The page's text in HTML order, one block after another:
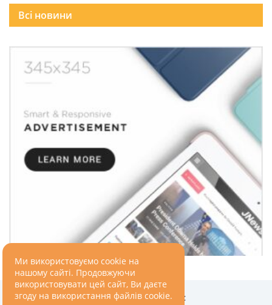
Подорожі
Україною
ЗДОРОВ’Я
COVID-19
ГОТУЄМО РАЗОМ
BEAUTY
Всі новини
Головна Про нас
Ми використовуємо cookie на
нашому сайті. Продовжуючи
використовувати цей сайт, Ви даєте
згоду на використання файлів cookie.